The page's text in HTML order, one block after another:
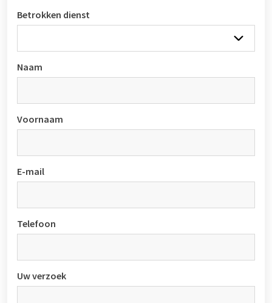
Betrokken dienst
Naam
Voornaam
E-mail
Telefoon
Uw verzoek